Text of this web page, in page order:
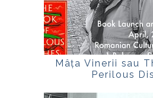
Mâța Vinerii sau
Perilous